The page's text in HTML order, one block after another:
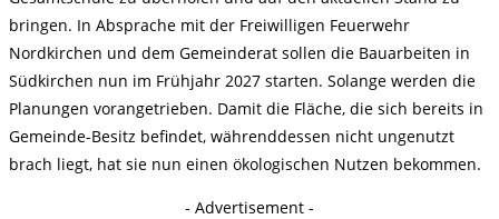
bringen. In Absprache mit der Freiwilligen Feuerwehr
Nordkirchen und dem Gemeinderat sollen die Bauarbeiten in
Südkirchen nun im Frühjahr 2027 starten. Solange werden die
Planungen vorangetrieben. Damit die Fläche, die sich bereits in
Gemeinde-Besitz befindet, währenddessen nicht ungenutzt
brach liegt, hat sie nun einen ökologischen Nutzen bekommen.
- Advertisement -